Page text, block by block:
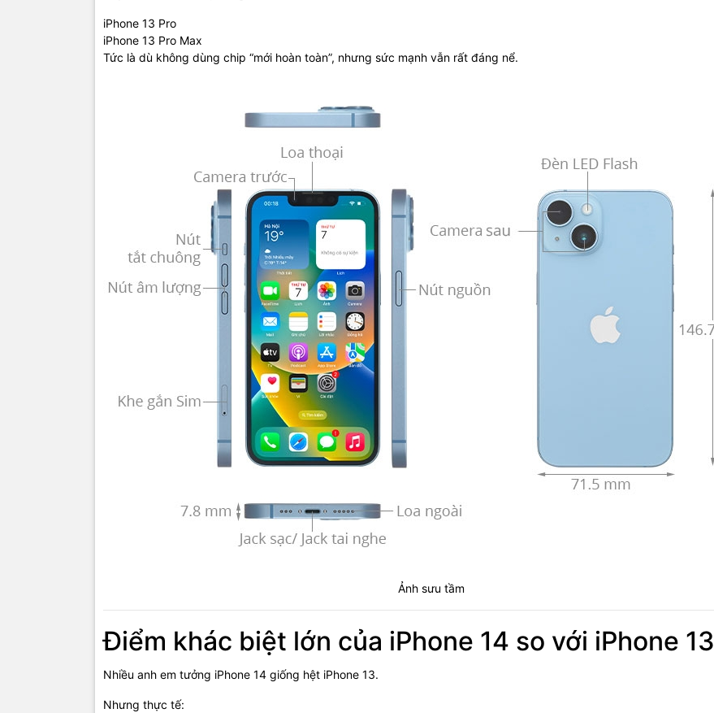
iPhone 13 Pro
iPhone 13 Pro Max
Tức là dù không dùng chip “mới hoàn toàn”, nhưng sức mạnh vẫn rất đáng nể.
Ảnh sưu tầm
Điểm khác biệt lớn của iPhone 14 so với iPhone 13
Nhiều anh em tưởng iPhone 14 giống hệt iPhone 13.
Nhưng thực tế: